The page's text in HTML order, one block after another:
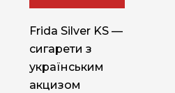
Frida Silver KS —
сигарети з
українським
акцизом